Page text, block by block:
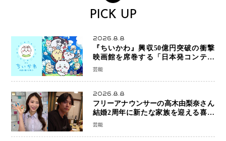
PICK UP
2026.8.8
『ちいかわ』興収50億円突破の衝撃
映画館を席巻する「日本発コンテン
ツ」の強さ スパイダーマン、モアナ
芸能
2026.8.8
フリーアナウンサーの高木由梨奈さん
結婚2周年に新たな家族を迎える喜び
を報告 夫・岸田タツヤさんと連名
芸能